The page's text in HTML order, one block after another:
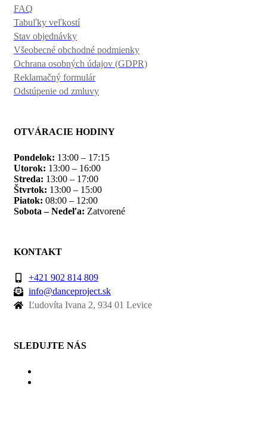
FAQ
Tabuľky veľkostí
Stav objednávky
Všeobecné obchodné podmienky
Ochrana osobných údajov (GDPR)
Reklamačný formulár
Odstúpenie od zmluvy
OTVÁRACIE HODINY
Pondelok: 13:00 – 17:15
Utorok: 13:00 – 16:00
Streda: 13:00 – 17:00
Štvrtok: 13:00 – 15:00
Piatok: 08:00 – 12:00
Sobota – Nedeľa: Zatvorené
KONTAKT
+421 902 814 809
info@danceproject.sk
Ľudovíta Ivana 2, 934 01 Levice
SLEDUJTE NÁS